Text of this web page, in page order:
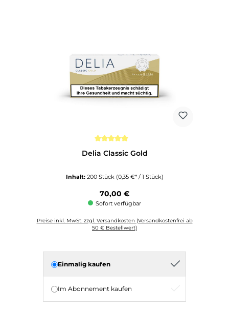
Delia Classic Gold
Inhalt: 200 Stück (0,35 €* / 1 Stück)
Regulärer Preis:
70,00 €
Sofort verfügbar
Preise inkl. MwSt. zzgl. Versandkosten (Versandkostenfrei ab
50 € Bestellwert)
Einmalig kaufen
Im Abonnement kaufen